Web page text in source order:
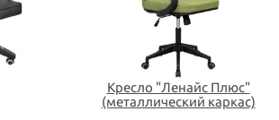
Кресло "Ленайс Плюс"
(металлический каркас)